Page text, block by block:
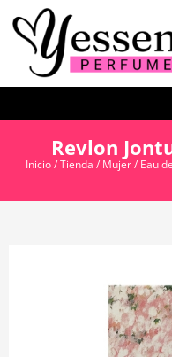
Revlon
Inicio/Tienda / Mujer/ Eau